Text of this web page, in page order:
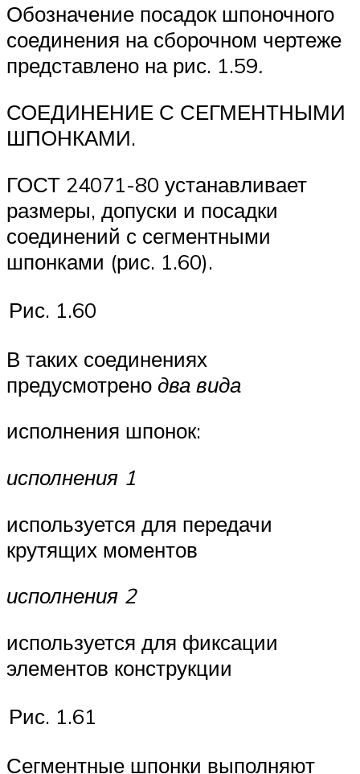
Обозначение посадок шпоночного
соединения на сборочном чертеже
представлено на рис. 1.59.
СОЕДИНЕНИЕ С СЕГМЕНТНЫМИ
ШПОНКАМИ.
ГОСТ 24071-80 устанав­ливает
размеры, допуски и посадки
соединений с сегментными
шпонками (рис. 1.60).
Рис. 1.60
В таких соединениях
предусмотрено два вида
исполнения шпо­нок:
исполнения 1
используется для передачи
крутящих мо­ментов
исполнения 2
используется для фиксации
элементов конструкции
Рис. 1.61
Сегментные шпонки выполняют